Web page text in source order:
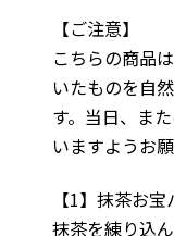
【ご注意】
こちらの商品
いたものを自
す。当日、ま
いますようお
【1】抹茶お宝
抹茶を練り込